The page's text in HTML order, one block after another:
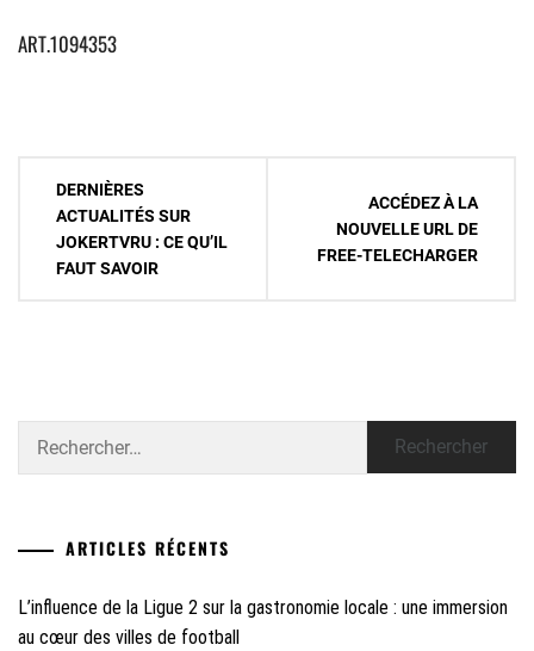
ART.1094353
Navigation
l’article
DERNIÈRES
ACTUALITÉS SUR
JOKERTVRU : CE QU’IL
FAUT SAVOIR
ACCÉDEZ À LA
NOUVELLE URL DE
FREE-TELECHARGER
ARTICLES RÉCENTS
L’influence de la Ligue 2 sur la gastronomie locale : une immersion
au cœur des villes de football